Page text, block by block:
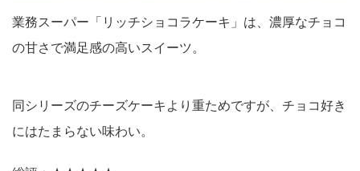
業務スーパー「リッチショコラケーキ」は、濃厚なチョコ
の甘さで満足感の高いスイーツ。
同シリーズのチーズケーキより重ためですが、チョコ好き
にはたまらない味わい。